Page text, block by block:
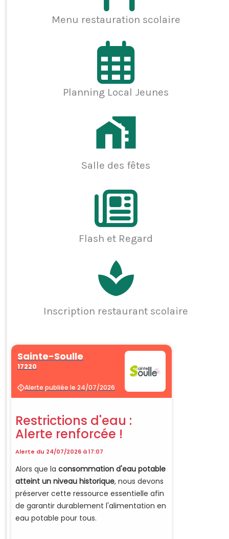
Menu restauration scolaire
Planning Local Jeunes
Salle des fêtes
Flash et Regard
Inscription restaurant scolaire